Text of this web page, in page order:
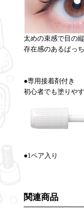
太めの束感で目の
存在感のあるぱっ
●専用接着剤付き
初心者でも塗りや
●1ペア入り
関連商品